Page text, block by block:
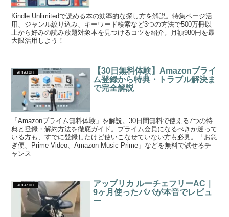
Kindle Unlimitedで読める本の効率的な探し方を解説。特集ページ活
用、ジャンル絞り込み、キーワード検索など3つの方法で500万冊以
上から好みの読み放題対象本を見つけるコツを紹介。月額980円を最
大限活用しよう！
amazon
【30日無料体験】Amazonプライ
ム登録から特典・トラブル解決ま
で完全解説
「Amazonプライム無料体験」を解説。30日間無料で使える7つの特
典と登録・解約方法を徹底ガイド。プライム会員になるべきか迷って
いる方も、すでに登録したけど使いこなせていない方も必見。「お急
ぎ便、Prime Video、Amazon Music Prime」などを無料で試せるチ
ャンス
amazon
アップリカ ルーチェフリーAC｜
9ヶ月使ったパパが本音でレビュ
ー